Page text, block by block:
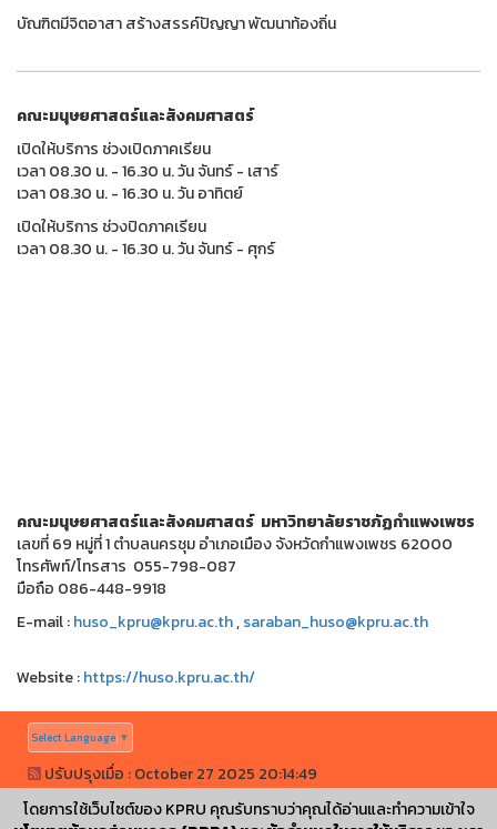
โดยการใช้เว็บไซต์ของ KPRU คุณรับทราบว่าคุณได้อ่านและทำความเข้าใจ
บัณฑิตมีจิตอาสา สร้างสรรค์ปัญญา พัฒนาท้องถิ่น
คณะมนุษยศาสตร์และสังคมศาสตร์
เปิดให้บริการ ช่วงเปิดภาคเรียน
เวลา 08.30 น. - 16.30 น. วัน จันทร์ - เสาร์
เวลา 08.30 น. - 16.30 น. วัน อาทิตย์
เปิดให้บริการ ช่วงปิดภาคเรียน
เวลา 08.30 น. - 16.30 น. วัน จันทร์ - ศุกร์
คณะมนุษยศาสตร์และสังคมศาสตร์ มหาวิทยาลัยราชภัฏกำแพงเพชร
เลขที่ 69 หมู่ที่ 1 ตำบลนครชุม อำเภอเมือง จังหวัดกำแพงเพชร 62000
โทรศัพท์/โทรสาร 055-798-087
มือถือ 086-448-9918
E-mail :huso_kpru@kpru.ac.th,saraban_huso@kpru.ac.th
Website :https://huso.kpru.ac.th/
Select Language ▼
ปรับปรุงเมื่อ : October 27 2025 20:14:49
©ลิขสิทธิ์เลขที่ ว1.008779|KPRUControl Version 2.112